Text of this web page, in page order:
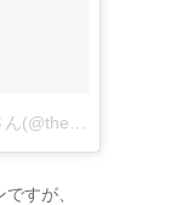
すが、